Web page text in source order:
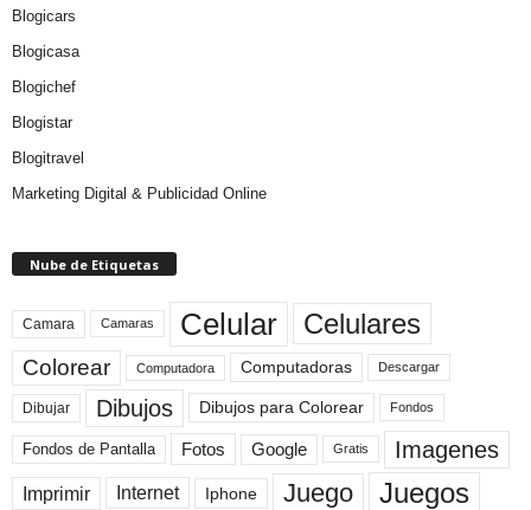
Blogicars
Blogicasa
Blogichef
Blogistar
Blogitravel
Marketing Digital & Publicidad Online
Nube de Etiquetas
Camara Camaras Celular Celulares
Colorear Computadora Computadoras Descargar
Dibujar Dibujos Dibujos para Colorear Fondos
Fondos de Pantalla Fotos Google Gratis Imagenes
Imprimir Internet Iphone Juego Juegos